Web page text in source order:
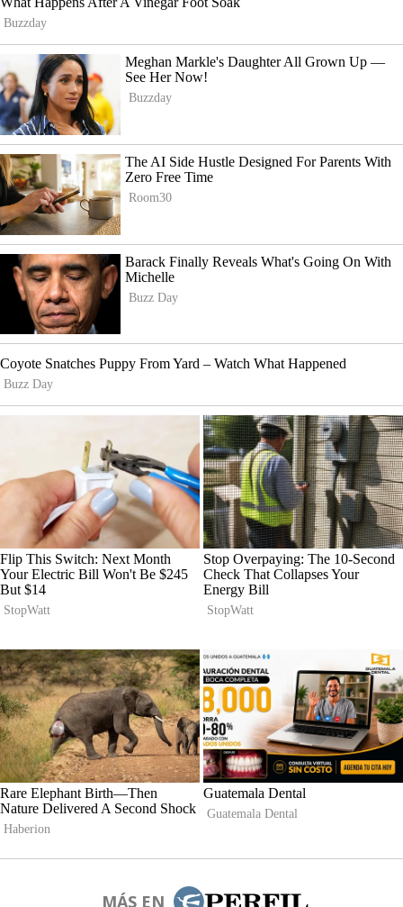
MÁS EN